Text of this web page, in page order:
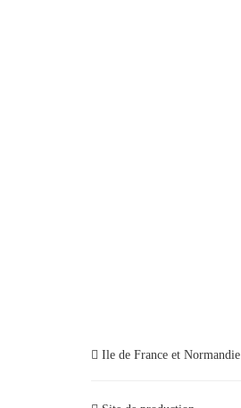
Ile de France et Normandie